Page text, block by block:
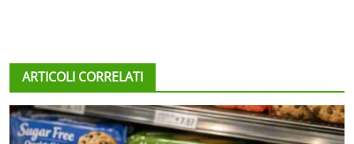
ARTICOLI CORRELATI